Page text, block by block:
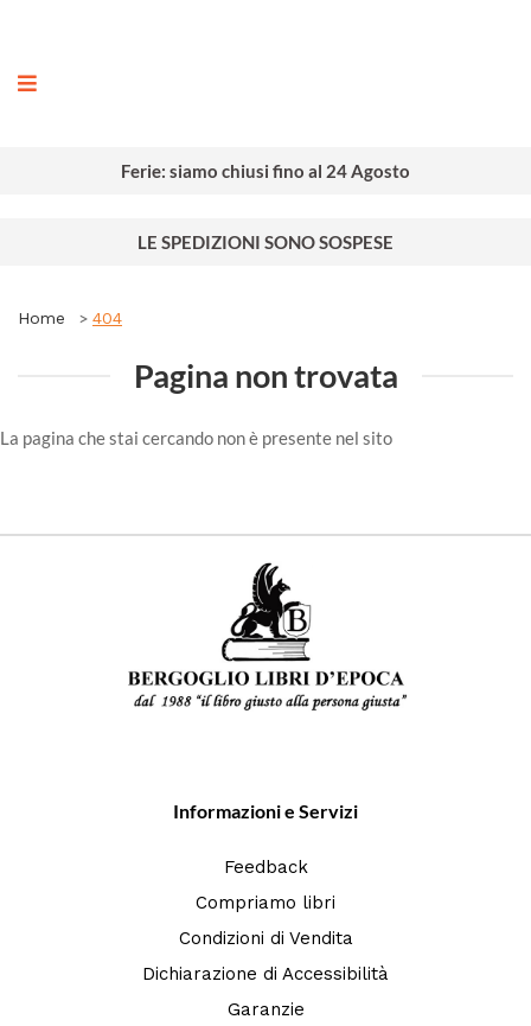
Ferie: siamo chiusi fino al 24 Agosto
LE SPEDIZIONI SONO SOSPESE
Home 404
Pagina non trovata
La pagina che stai cercando non è presente nel sito
Informazioni e Servizi
Feedback
Compriamo libri
Condizioni di Vendita
Dichiarazione di Accessibilità
Garanzie